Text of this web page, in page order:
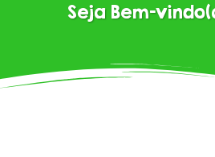
Seja Bem-